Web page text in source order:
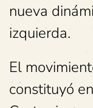
nueva
izquierda.
El
constituyó